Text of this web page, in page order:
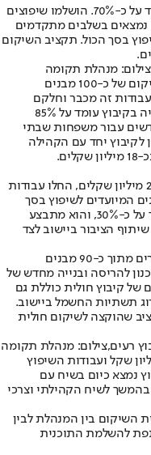
בקיבוץ נחל עוז קצב התקדמות הבנייה עומד על כ-70%. הושלמו שיפוצים
כ-80 מבני מגורים נמצאים בשלבים מתקדמים
לשיפוץ בסך הכול. תקציב השיקום
מנהלת תקומה
בקיבוץ עין השלושה מתקדמות עבודות השיקום של כ-100 מבנים
זה מכבר וחלקם
נמצאים בשלבי שיפוץ מתקדמים. קצב הבנייה בקיבוץ עומד על 85%
עבור משפחות שבתי
לקיבוץ יחד עם הקהילה
בכפר עזה, בה תקציב השיקום נאמד בכ-203 מיליון שקלים, החלו עבודות
100 מבני מגורים מתוך 280 מבנים המיועדים לשיפוץ בסך
הכול. קצב ההתקדמות הנוכחי בקיבוץ עומד על כ-30%, והוא מתבצע
הציבור ביישוב לצד
בחולית החלו עבודות שיפוץ ב-25 מבני מגורים מתוך כ-90 מבנים
להריסה ובנייה מחדש של
של קיבוץ חולית כוללת גם
תשתיות החשמל ביישוב.
עומד על כ-30%, והתקציב שהוקצה לשיקום חולית
רעים,צילום: מנהלת תקומה
תקציב השיקום עומד על כ-84 מיליון שקל ועבודות השיפוץ
נמצא כיום בשיח עם
לשיח הקהילתי וצרכי
השיקום בין המנהלת לבין
להשלמת התוכנית